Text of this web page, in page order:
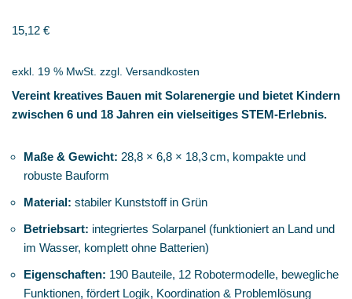
15,12 €
exkl. 19 % MwSt. zzgl. Versandkosten
Vereint kreatives Bauen mit Solarenergie und bietet Kindern
zwischen 6 und 18 Jahren ein vielseitiges STEM‑Erlebnis.
Maße & Gewicht: 28,8 × 6,8 × 18,3 cm, kompakte und
robuste Bauform
Material: stabiler Kunststoff in Grün
Betriebsart: integriertes Solarpanel (funktioniert an Land und
im Wasser, komplett ohne Batterien)
Eigenschaften: 190 Bauteile, 12 Robotermodelle, bewegliche
Funktionen, fördert Logik, Koordination & Problemlösung